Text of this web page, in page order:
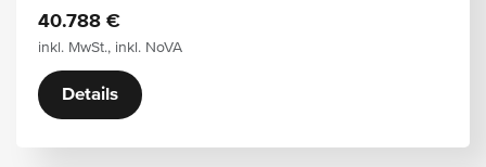
40.788 €
inkl. MwSt., inkl. NoVA
Details